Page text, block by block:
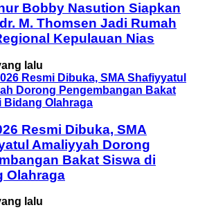
Bobby Nasution Siapkan
M. Thomsen Jadi Rumah
Kepulauan Nias
lalu
Resmi Dibuka, SMA
Amaliyyah Dorong
Bakat Siswa di
Olahraga
lalu